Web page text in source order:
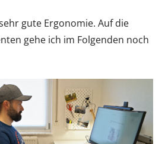
gute Ergonomie. Auf die
gehe ich im Folgenden noch